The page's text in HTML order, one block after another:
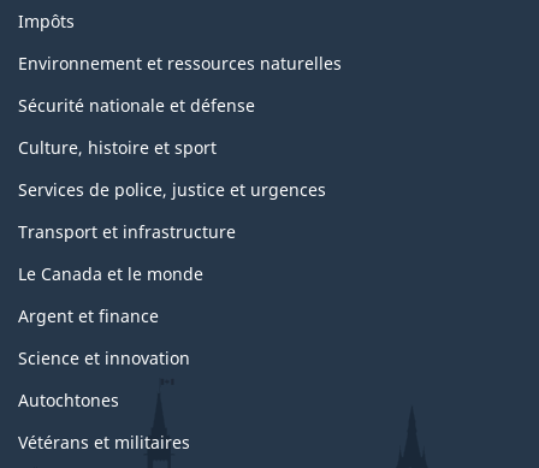
Impôts
Environnement et ressources naturelles
Sécurité nationale et défense
Culture, histoire et sport
Services de police, justice et urgences
Transport et infrastructure
Le Canada et le monde
Argent et finance
Science et innovation
Autochtones
Vétérans et militaires